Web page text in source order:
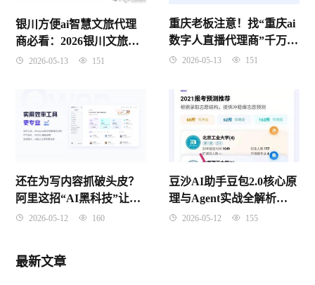
银川方便ai智慧文旅代理
商必看：2026银川文旅数
字化红利到底怎么抓？
2026-05-13 151
重庆老板注意！找“重庆ai
数字人直播代理商”千万别
只看价格，这3个坑踩了要
2026-05-13 151
还在为写内容抓破头皮？
阿里这招“AI黑科技”让无
数打工人惊掉了下巴
2026-05-12 160
豆沙AI助手豆包2.0核心原
理与Agent实战全解析
（2026年4月版）
2026-05-12 155
最新文章